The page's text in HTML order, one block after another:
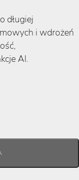
długiej
i wdrożeń
AI.